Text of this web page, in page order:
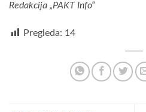
Redakcija „PAKT Info“
Pregleda: 14